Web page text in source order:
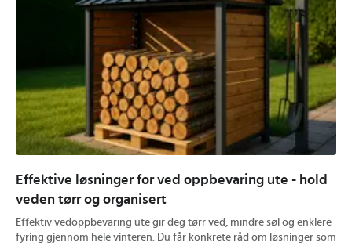
Effektive løsninger for ved oppbevaring ute - hold
veden tørr og organisert
Effektiv vedoppbevaring ute gir deg tørr ved, mindre søl og enklere
fyring gjennom hele vinteren. Du får konkrete råd om løsninger som